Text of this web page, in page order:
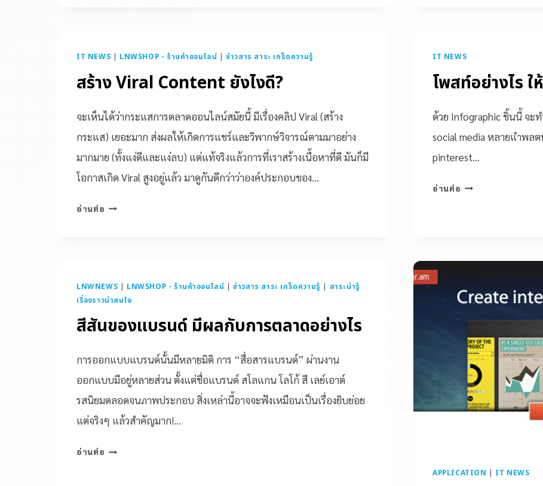
IT NEWS | LNWSHOP - ร้านค้าออนไลน์ |ข่าวสาร สาระ เกร็ดความรู้
สร้าง Viral Content ยังไงดี?
จะเห็นได้ว่ากระแสการตลาดออนไลน์สมัยนี้ มีเรื่องคลิป Viral (สร้าง
กระแส) เยอะมาก ส่งผลให้เกิดการแชร์และวิพากษ์วิจารณ์ตามมาอย่าง
มากมาย (ทั้งแง่ดีและแง่ลบ) แต่แท้จริงแล้วการที่เราสร้างเนื้อหาที่ดี มันก็มี
โอกาสเกิด Viral สูงอยู่แล้ว มาดูกันดีกว่าว่าองค์ประกอบของ…
อ่านต่อ
IT NEWS
โพสท์อย่างไร
ด้วย Infographic ชิ้นนี้ จะ
social media หลายแำพล
pinterest…
อ่านต่อ
LNWNEWS | LNWSHOP - ร้านค้าออนไลน์ |ข่าวสาร สาระ เกร็ดความรู้ | สาระน่ารู้
เรื่องราวน่าสนใจ
สีสันของแบรนด์ มีผลกับการตลาดอย่างไร
การออกแบบแบรนด์นั้นมีหลายมิติ การ “สื่อสารแบรนด์” ผ่านงาน
ออกแบบมีอยู่หลายส่วน ตั้งแต่ชื่อแบรนด์ สโลแกน โลโก้ สี เลย์เอาต์
รสนิยมตลอดจนภาพประกอบ สิ่งเหล่านี้อาจจะฟังเหมือนเป็นเรื่องยิบย่อย
แต่จริงๆ แล้วสำคัญมาก!…
อ่านต่อ
APPLICATION | IT NEWS